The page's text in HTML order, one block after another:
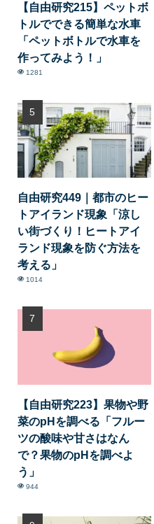
【自由研究215】ペットボ
トルでできる簡単な水車
「ペットボトルで水車を
作ってみよう！」
1281
自由研究449｜都市のヒー
トアイランド現象「涼し
い街づくり！ヒートアイ
ランド現象を防ぐ方法を
考える」
1014
【自由研究223】果物や野
菜のpHを調べる「フルー
ツの酸味や甘さはなん
で？果物のpHを調べよ
う」
944